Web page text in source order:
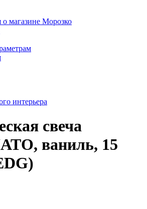
интерьера
свеча
ваниль, 15